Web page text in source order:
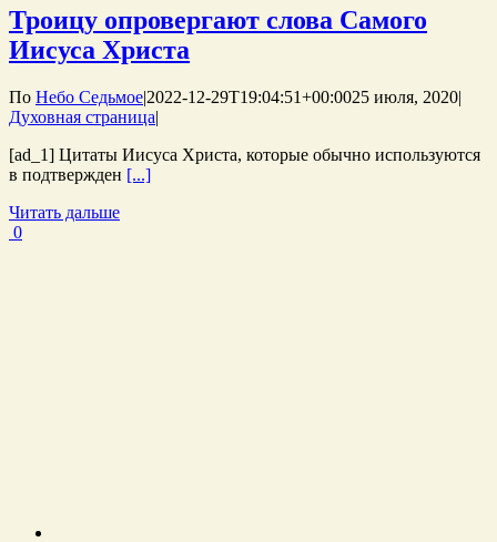
Троицу опровергают слова Самого
Иисуса Христа
По Небо Седьмое|2022-12-29T19:04:51+00:0025 июля, 2020|
Духовная страница|
[ad_1] Цитаты Иисуса Христа, которые обычно используются
в подтвержден [...]
Читать дальше
0